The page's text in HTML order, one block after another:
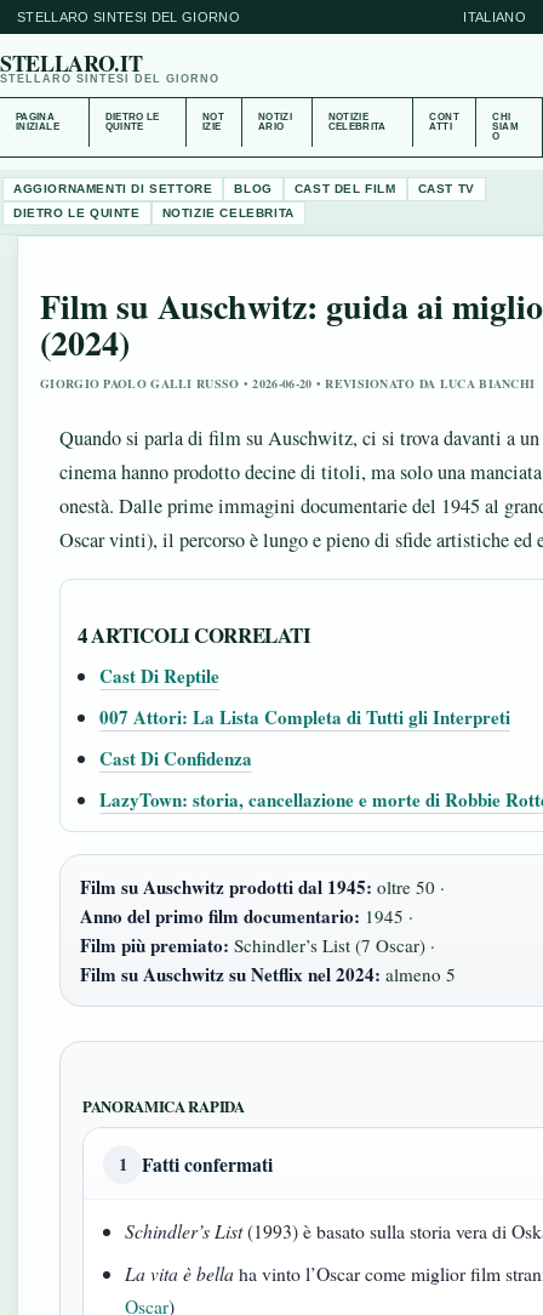
STELLARO SINTESI DEL GIORNO ITALIANO
STELLARO.IT
STELLARO SINTESI DEL GIORNO
PAGINA
INIZIALE
DIETRO LE
QUINTE
NOT
IZIE
NOTIZI
ARIO
NOTIZIE
CELEBRITA
CONT
ATTI
CHI
SIAM
O
AGGIORNAMENTI DI SETTORE BLOG CAST DEL FILM
CAST TV
DIETRO LE QUINTE
NOTIZIE CELEBRITA
Film su Auschwitz: guida ai
(2024)
GIORGIO PAOLO GALLI RUSSO • 2026-06-20 • REVISIONATO DA LUCA BIANCHI
Quando si parla di film su Auschwitz, ci si trova davanti a
cinema hanno prodotto decine di titoli, ma solo una
onestà. Dalle prime immagini documentarie del 1945 al
Oscar vinti), il percorso è lungo e pieno di sfide artistiche ed
4 ARTICOLI CORRELATI
Cast Di Reptile
007 Attori: La Lista Completa di Tutti gli Interpreti
Cast Di Confidenza
LazyTown: storia, cancellazione e morte di Robbie
Film su Auschwitz prodotti dal 1945: oltre 50 ·
Anno del primo film documentario: 1945 ·
Film più premiato: Schindler’s List (7 Oscar) ·
Film su Auschwitz su Netflix nel 2024: almeno 5
PANORAMICA RAPIDA
1 Fatti confermati
Schindler’s List(1993) è basato sulla storia vera di
La vita è bellaha vinto l’Oscar come miglior film
Oscar)